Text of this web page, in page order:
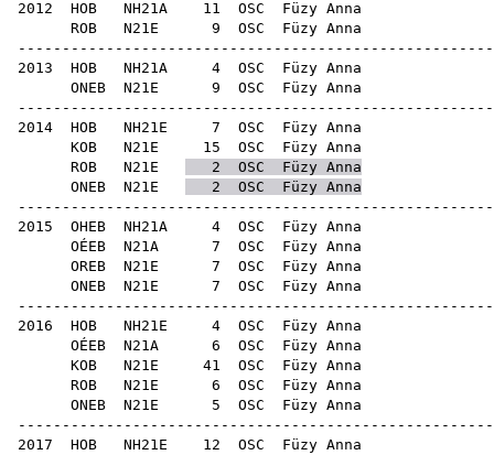
2012 HOB NH21A 11 OSC
ROB N21E 9 OSC
2013 HOB NH21A 4 OSC
ONEB N21E 9 OSC
2014 HOB NH21E 7 OSC
KOB N21E 15 OSC
ROB N21E 2 OSC Füzy Anna
ONEB N21E 2 OSC Füzy Anna
2015 OHEB NH21A 4 OSC
OÉEB N21A 7 OSC
OREB N21E 7 OSC
ONEB N21E 7 OSC
2016 HOB NH21E 4 OSC
OÉEB N21A 6 OSC
KOB N21E 41 OSC
ROB N21E 6 OSC
ONEB N21E 5 OSC
2017 HOB NH21E 12 OSC